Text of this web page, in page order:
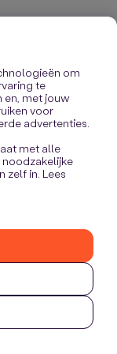
om
te
en, met jouw
voor
advertenties.
met alle
noodzakelijke
zelf in. Lees